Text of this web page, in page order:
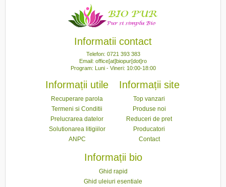
Informatii contact
Telefon: 0721 393 383
Email: office[at]biopur[dot]ro
Program: Luni - Vineri: 10:00-18:00
Informații utile
Recuperare parola
Termeni si Conditii
Prelucrarea datelor
Solutionarea litigiilor
ANPC
Informații site
Top vanzari
Produse noi
Reduceri de pret
Producatori
Contact
Informații bio
Ghid rapid
Ghid uleiuri esentiale